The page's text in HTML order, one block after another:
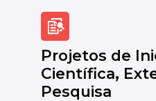
Projetos de
Científica,
Pesquisa